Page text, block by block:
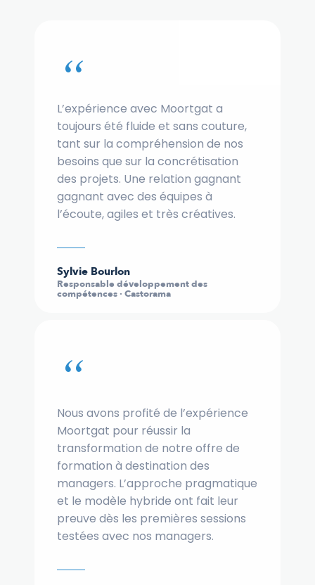
“
L’expérience avec Moortgat a
toujours été fluide et sans couture,
tant sur la compréhension de nos
besoins que sur la concrétisation
des projets. Une relation gagnant
gagnant avec des équipes à
l’écoute, agiles et très créatives.
Sylvie Bourlon
Responsable développement des
compétences · Castorama
“
Nous avons profité de l’expérience
Moortgat pour réussir la
transformation de notre offre de
formation à destination des
managers. L’approche pragmatique
et le modèle hybride ont fait leur
preuve dès les premières sessions
testées avec nos managers.